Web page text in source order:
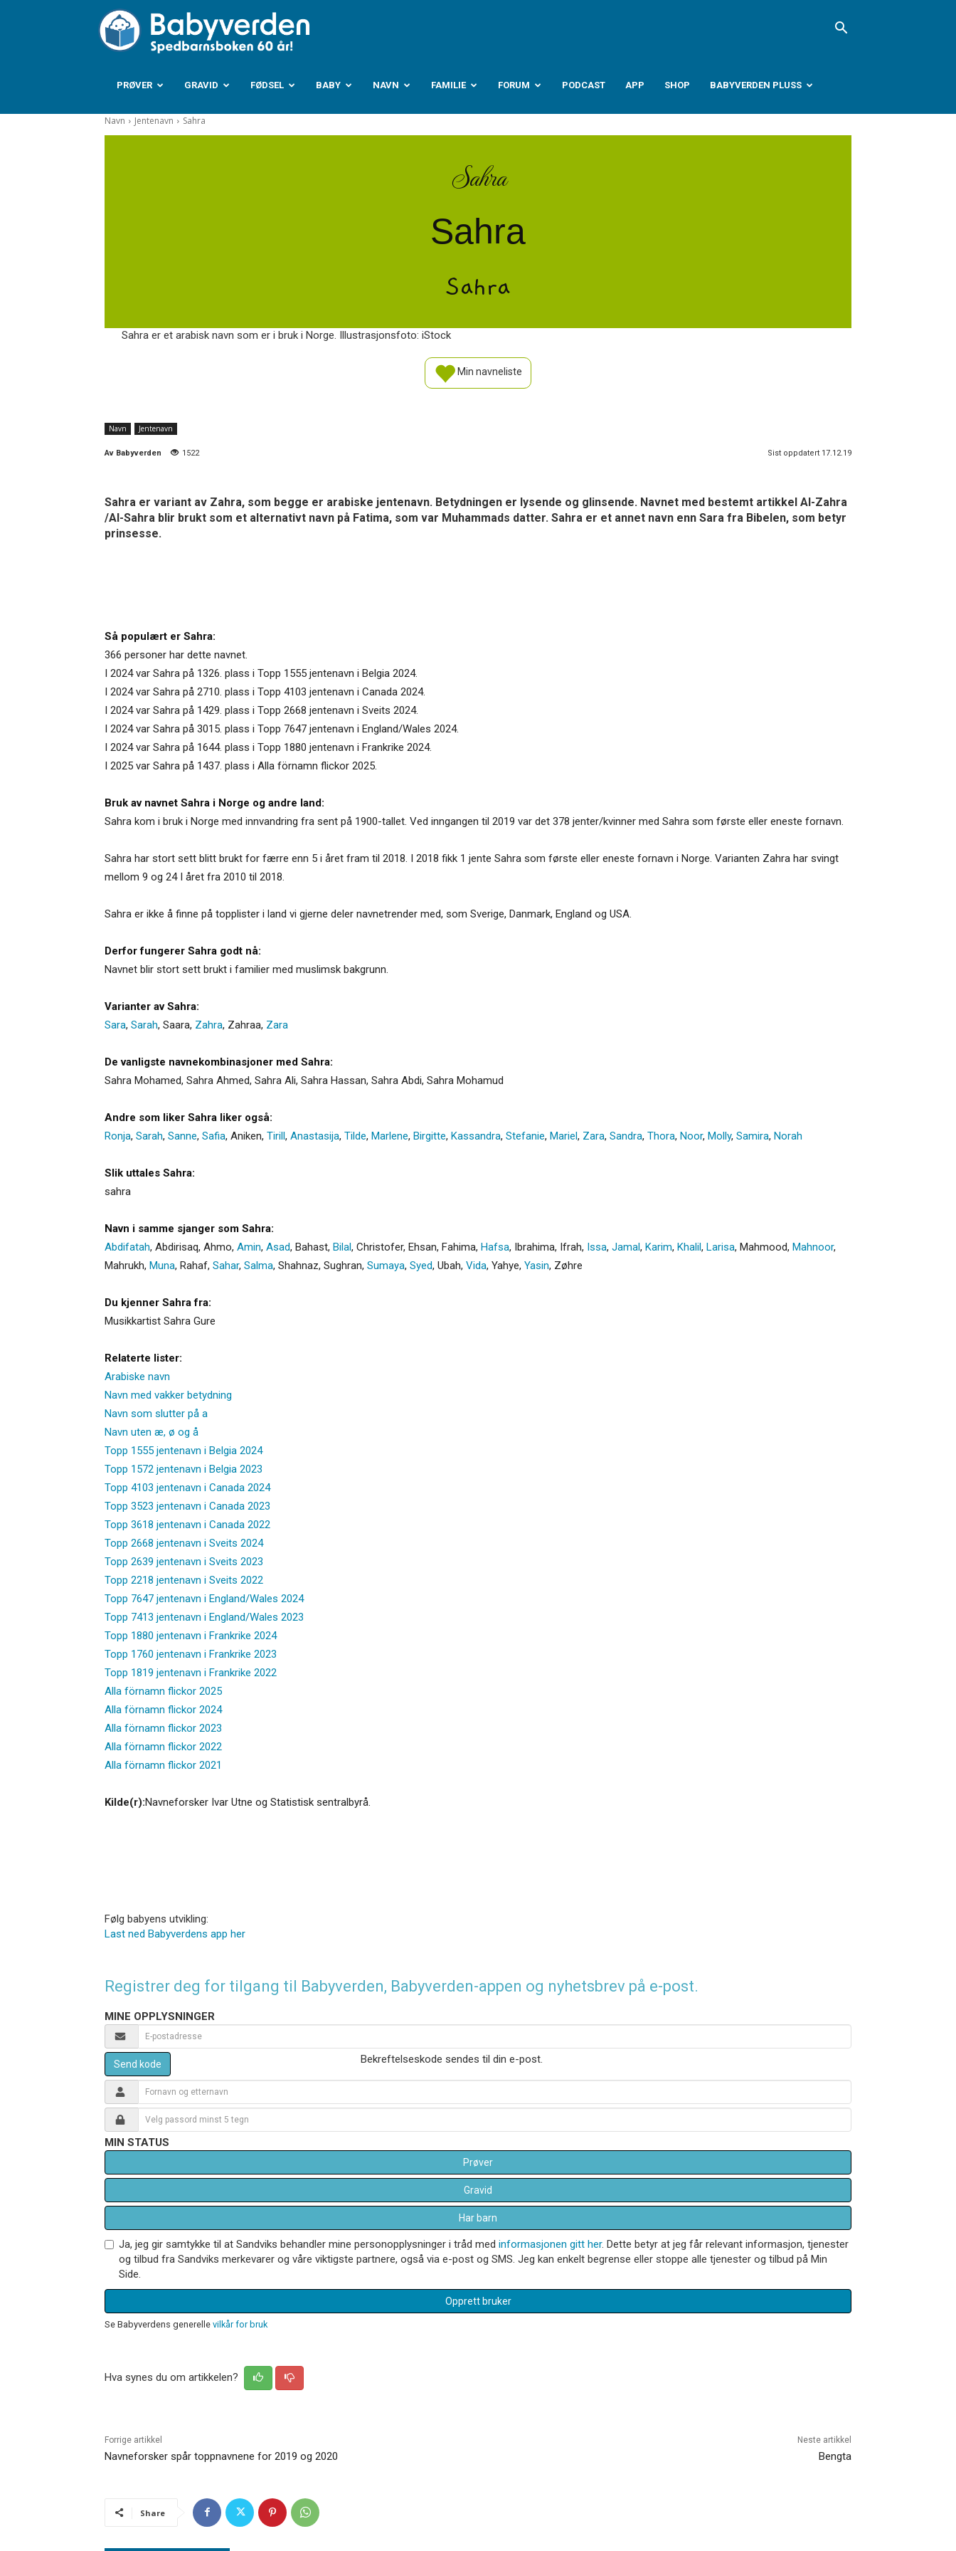
Babyverden.no
PRØVER GRAVID FØDSEL BABY NAVN FAMILIE FORUM PODCAST APP SHOP BABYVERDEN PLUSS
Navn Jentenavn Sahra
Sahra
Sahra
Sahra
Sahra er et arabisk navn som er i bruk i Norge. Illustrasjonsfoto: iStock
Min navneliste
Navn Jentenavn
Av Babyverden 1522 Sist oppdatert 17.12.19
Sahra er variant av Zahra, som begge er arabiske jentenavn. Betydningen er lysende og glinsende. Navnet med bestemt artikkel Al-Zahra
/Al-Sahra blir brukt som et alternativt navn på Fatima, som var Muhammads datter. Sahra er et annet navn enn Sara fra Bibelen, som betyr
prinsesse.
Så populært er Sahra:
366 personer har dette navnet.
I 2024 var Sahra på 1326. plass i Topp 1555 jentenavn i Belgia 2024.
I 2024 var Sahra på 2710. plass i Topp 4103 jentenavn i Canada 2024.
I 2024 var Sahra på 1429. plass i Topp 2668 jentenavn i Sveits 2024.
I 2024 var Sahra på 3015. plass i Topp 7647 jentenavn i England/Wales 2024.
I 2024 var Sahra på 1644. plass i Topp 1880 jentenavn i Frankrike 2024.
I 2025 var Sahra på 1437. plass i Alla förnamn flickor 2025.
Bruk av navnet Sahra i Norge og andre land:
Sahra kom i bruk i Norge med innvandring fra sent på 1900-tallet. Ved inngangen til 2019 var det 378 jenter/kvinner med Sahra som første eller eneste fornavn.
Sahra har stort sett blitt brukt for færre enn 5 i året fram til 2018. I 2018 fikk 1 jente Sahra som første eller eneste fornavn i Norge. Varianten Zahra har svingt
mellom 9 og 24 I året fra 2010 til 2018.
Sahra er ikke å finne på topplister i land vi gjerne deler navnetrender med, som Sverige, Danmark, England og USA.
Derfor fungerer Sahra godt nå:
Navnet blir stort sett brukt i familier med muslimsk bakgrunn.
Varianter av Sahra:
Sara, Sarah, Saara, Zahra, Zahraa, Zara
De vanligste navnekombinasjoner med Sahra:
Sahra Mohamed, Sahra Ahmed, Sahra Ali, Sahra Hassan, Sahra Abdi, Sahra Mohamud
Andre som liker Sahra liker også:
Ronja, Sarah, Sanne, Safia, Aniken, Tirill, Anastasija, Tilde, Marlene, Birgitte, Kassandra, Stefanie, Mariel, Zara, Sandra, Thora, Noor, Molly, Samira, Norah
Slik uttales Sahra:
sahra
Navn i samme sjanger som Sahra:
Abdifatah, Abdirisaq, Ahmo, Amin, Asad, Bahast, Bilal, Christofer, Ehsan, Fahima, Hafsa, Ibrahima, Ifrah, Issa, Jamal, Karim, Khalil, Larisa, Mahmood, Mahnoor,
Mahrukh, Muna, Rahaf, Sahar, Salma, Shahnaz, Sughran, Sumaya, Syed, Ubah, Vida, Yahye, Yasin, Zøhre
Du kjenner Sahra fra:
Musikkartist Sahra Gure
Relaterte lister:
Arabiske navn
Navn med vakker betydning
Navn som slutter på a
Navn uten æ, ø og å
Topp 1555 jentenavn i Belgia 2024
Topp 1572 jentenavn i Belgia 2023
Topp 4103 jentenavn i Canada 2024
Topp 3523 jentenavn i Canada 2023
Topp 3618 jentenavn i Canada 2022
Topp 2668 jentenavn i Sveits 2024
Topp 2639 jentenavn i Sveits 2023
Topp 2218 jentenavn i Sveits 2022
Topp 7647 jentenavn i England/Wales 2024
Topp 7413 jentenavn i England/Wales 2023
Topp 1880 jentenavn i Frankrike 2024
Topp 1760 jentenavn i Frankrike 2023
Topp 1819 jentenavn i Frankrike 2022
Alla förnamn flickor 2025
Alla förnamn flickor 2024
Alla förnamn flickor 2023
Alla förnamn flickor 2022
Alla förnamn flickor 2021
Kilde(r):Navneforsker Ivar Utne og Statistisk sentralbyrå.
Følg babyens utvikling:
Last ned Babyverdens app her
Registrer deg for tilgang til Babyverden, Babyverden-appen og nyhetsbrev på e-post.
MINE OPPLYSNINGER
Send kode Bekreftelseskode sendes til din e-post.
MIN STATUS
Prøver
Gravid
Har barn
Ja, jeg gir samtykke til at Sandviks behandler mine personopplysninger i tråd med informasjonen gitt her. Dette betyr at jeg får relevant informasjon, tjenester
og tilbud fra Sandviks merkevarer og våre viktigste partnere, også via e-post og SMS. Jeg kan enkelt begrense eller stoppe alle tjenester og tilbud på Min
Side.
Opprett bruker
Se Babyverdens generelle vilkår for bruk
Hva synes du om artikkelen?
Forrige artikkel
Navneforsker spår toppnavnene for 2019 og 2020
Neste artikkel
Bengta
Share